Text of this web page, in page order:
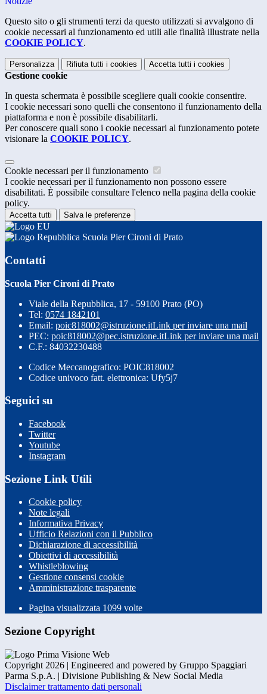
Questo sito o gli strumenti terzi da questo utilizzati si avvalgono di
cookie necessari al funzionamento ed utili alle finalità illustrate nella
COOKIE POLICY.
Personalizza Rifiuta tutti i cookies Accetta tutti i cookies
Gestione cookie
In questa schermata è possibile scegliere quali cookie consentire.
I cookie necessari sono quelli che consentono il funzionamento della
piattaforma e non è possibile disabilitarli.
Per conoscere quali sono i cookie necessari al funzionamento potete
visionare la COOKIE POLICY.
Cookie necessari per il funzionamento
I cookie necessari per il funzionamento non possono essere
disabilitati. È possibile consultare l'elenco nella pagina della cookie
policy.
Accetta tutti Salva le preferenze
Scuola Pier Cironi di Prato
Contatti
Scuola Pier Cironi di Prato
Viale della Repubblica, 17 - 59100 Prato (PO)
Tel: 0574 1842101
Email: poic818002@istruzione.itLink per inviare una mail
PEC: poic818002@pec.istruzione.itLink per inviare una mail
C.F.: 84032230488
Codice Meccanografico: POIC818002
Codice univoco fatt. elettronica: Ufy5j7
Seguici su
Facebook
Twitter
Youtube
Instagram
Sezione Link Utili
Cookie policy
Note legali
Informativa Privacy
Ufficio Relazioni con il Pubblico
Dichiarazione di accessibilità
Obiettivi di accessibilità
Whistleblowing
Gestione consensi cookie
Amministrazione trasparente
Pagina visualizzata 1099 volte
Sezione Copyright
Copyright 2026 | Engineered and powered by Gruppo Spaggiari
Parma S.p.A. | Divisione Publishing & New Social Media
Disclaimer trattamento dati personali